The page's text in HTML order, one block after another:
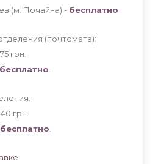
(м. Почайна) - бесплатно
(почтомата):
грн
бесплатно
грн
бесплатно